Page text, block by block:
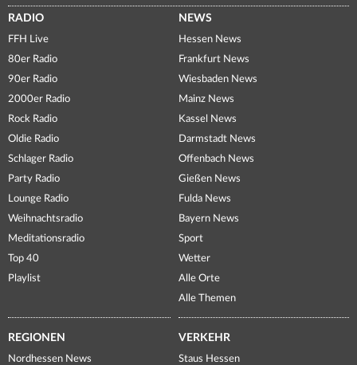
RADIO
FFH Live
80er Radio
90er Radio
2000er Radio
Rock Radio
Oldie Radio
Schlager Radio
Party Radio
Lounge Radio
Weihnachtsradio
Meditationsradio
Top 40
Playlist
NEWS
Hessen News
Frankfurt News
Wiesbaden News
Mainz News
Kassel News
Darmstadt News
Offenbach News
Gießen News
Fulda News
Bayern News
Sport
Wetter
Alle Orte
Alle Themen
REGIONEN
Nordhessen News
VERKEHR
Staus Hessen